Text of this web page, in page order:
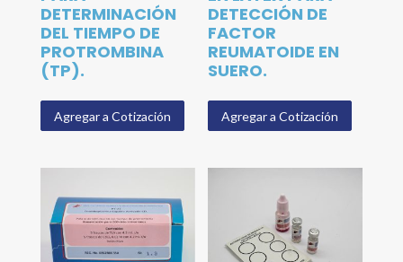
DETERMINACIÓN
DEL TIEMPO DE
PROTROMBINA
(TP).
Agregar a Cotización
DETECCIÓN DE
FACTOR
REUMATOIDE EN
SUERO.
Agregar a Cotización